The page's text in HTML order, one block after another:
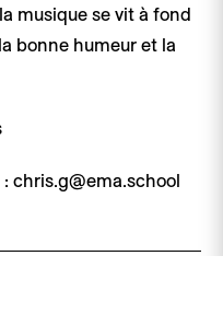
musique se vit à fond
bonne humeur et la
chris.g@ema.school